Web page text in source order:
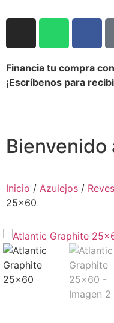
Financia tu compra
¡Escríbenos para
Bienvenido
Inicio / Azulejos /
25×60